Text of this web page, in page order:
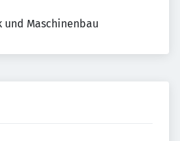
Maschinenbau